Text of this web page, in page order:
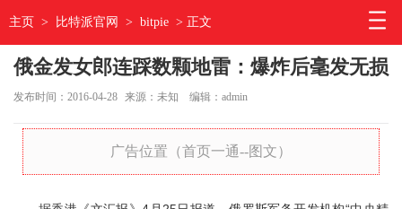
主页 > 比特派官网 > bitpie > 正文
俄金发女郎连踩数颗地雷：爆炸后毫发无损
发布时间：2016-04-28 来源：未知 编辑：admin
广告位置（首页一通--图文）